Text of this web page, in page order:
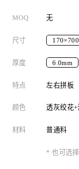
MOQ 无
尺寸
厚度 6.0mm
特点 左右拼板
颜色 透灰绞花
材料 普通料
* 也可选